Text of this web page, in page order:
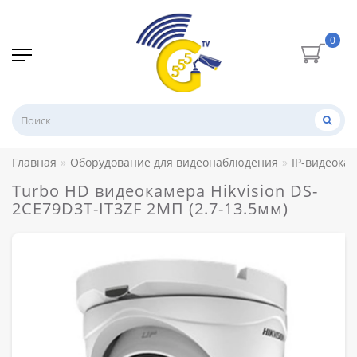
0
Главная Оборудование для видеонаблюдения IP-
Turbo HD видеокамера Hikvision DS-
2CE79D3T-IT3ZF 2МП (2.7-13.5мм)